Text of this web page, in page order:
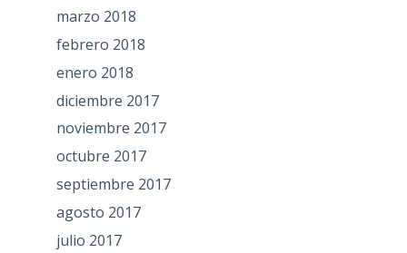
marzo 2018
febrero 2018
enero 2018
diciembre 2017
noviembre 2017
octubre 2017
septiembre 2017
agosto 2017
julio 2017